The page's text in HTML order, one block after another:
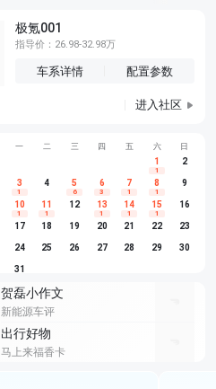
极氪001
指导价：26.98-32.98万
车系详情 配置参数
进入社区
尊界V680 上市
享界G9 预售
别克至境L7 预售
埃安
长城H10
深蓝S05
一 二 三 四 五 六 日
1
1
2
3
1
4 5
6
6
3
7
1
8
1
9
10
1
11
1
12 13
1
14
1
15
1
16
17 18 19 20 21 22 23
24 25 26 27 28 29 30
31
贺磊小作文
新能源车评
出行好物
马上来福香卡